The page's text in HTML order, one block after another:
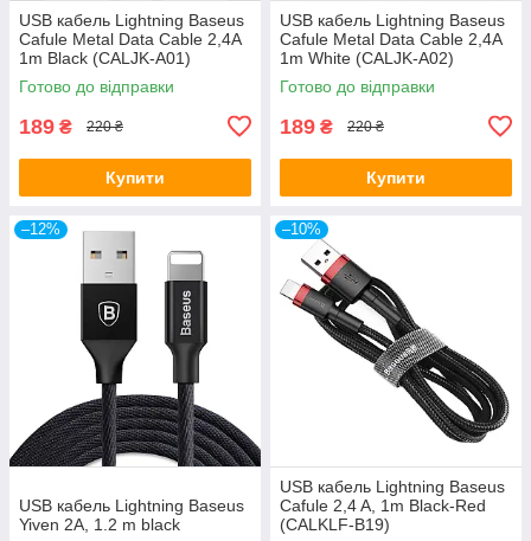
USB кабель Lightning Baseus
Cafule Metal Data Cable 2,4A
1m Black (CALJK-A01)
Готово до відправки
189 ₴ 220 ₴
Купити
USB кабель Lightning Baseus
Cafule Metal Data Cable 2,4A
1m White (CALJK-A02)
Готово до відправки
189 ₴ 220 ₴
Купити
–12%
USB кабель Lightning Baseus
Yiven 2A, 1.2 m black
–10%
USB кабель Lightning Baseus
Cafule 2,4 A, 1m Black-Red
(CALKLF-B19)